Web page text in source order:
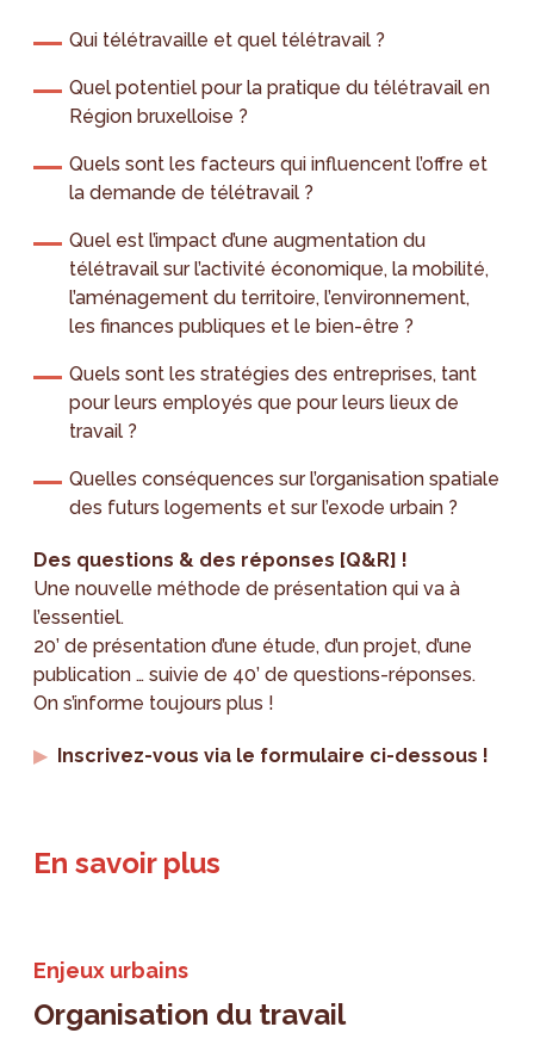
Qui télétravaille et quel télétravail ?
Quel potentiel pour la pratique du télétravail en
Région bruxelloise ?
Quels sont les facteurs qui influencent l’offre et
la demande de télétravail ?
Quel est l’impact d’une augmentation du
télétravail sur l’activité économique, la mobilité,
l’aménagement du territoire, l’environnement,
les finances publiques et le bien-être ?
Quels sont les stratégies des entreprises, tant
pour leurs employés que pour leurs lieux de
travail ?
Quelles conséquences sur l’organisation spatiale
des futurs logements et sur l’exode urbain ?
Des questions & des réponses [Q&R] !
Une nouvelle méthode de présentation qui va à
l’essentiel.
20’ de présentation d’une étude, d’un projet, d’une
publication … suivie de 40’ de questions-réponses.
On s’informe toujours plus !
Inscrivez-vous via le formulaire ci-dessous !
En savoir plus
Enjeux urbains
Organisation du travail